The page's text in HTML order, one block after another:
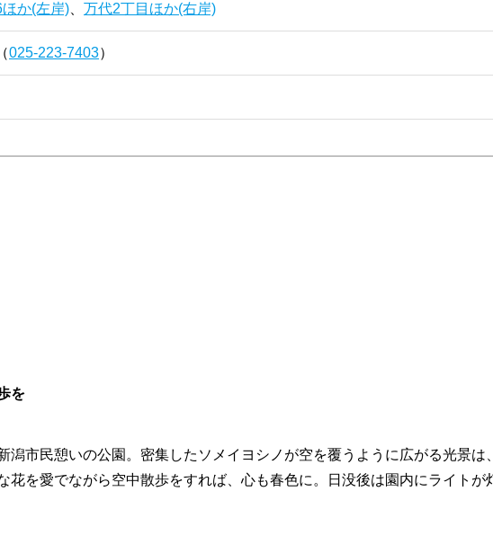
か(左岸) 万代2丁目ほか(右岸)
025-223-7403）
を
潟市民憩いの公園。密集したソメイヨシノが空を覆うように広がる光景は
花を愛でながら空中散歩をすれば、心も春色に。日没後は園内にライトが